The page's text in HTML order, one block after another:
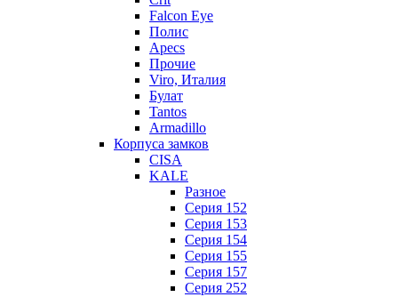
Falcon Eye
Полис
Apecs
Прочие
Viro, Италия
Булат
Tantos
Armadillo
Корпуса замков
CISA
KALE
Разное
Серия 152
Серия 153
Серия 154
Серия 155
Серия 157
Серия 252